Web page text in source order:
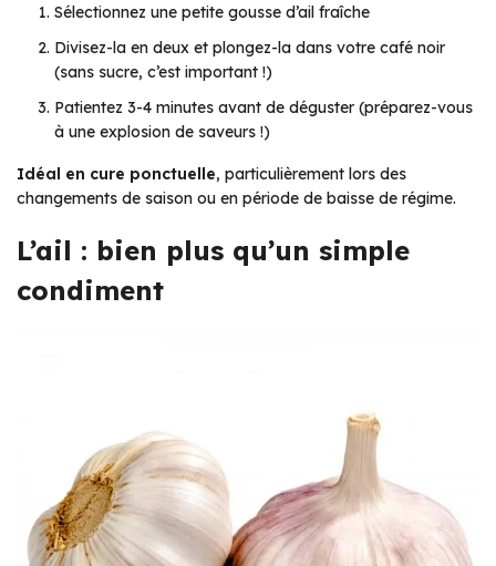
Sélectionnez une petite gousse d’ail fraîche
Divisez-la en deux et plongez-la dans votre café noir
(sans sucre, c’est important !)
Patientez 3-4 minutes avant de déguster (préparez-vous
à une explosion de saveurs !)
Idéal en cure ponctuelle, particulièrement lors des
changements de saison ou en période de baisse de régime.
L’ail : bien plus qu’un simple
condiment